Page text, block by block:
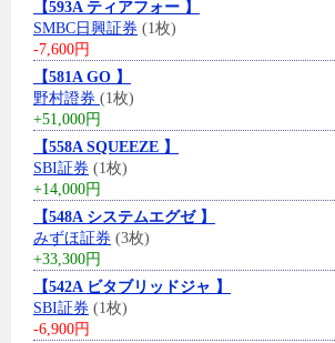
【593A ティアフォー 】
SMBC日興証券 (1枚)
-7,600円
【581A GO 】
野村證券 (1枚)
+51,000円
【558A SQUEEZE 】
SBI証券 (1枚)
+14,000円
【548A システムエグゼ 】
みずほ証券 (3枚)
+33,300円
【542A ビタブリッドジャ 】
SBI証券 (1枚)
-6,900円